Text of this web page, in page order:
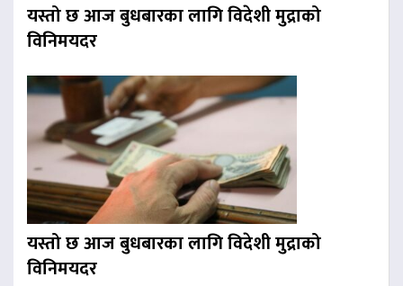
यस्तो छ आज बुधबारका लागि विदेशी मुद्राको
विनिमयदर
यस्तो छ आज बुधबारका लागि विदेशी मुद्राको
विनिमयदर